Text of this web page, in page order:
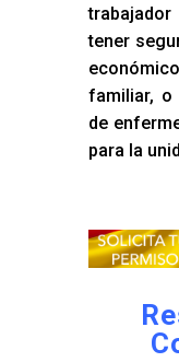
trabajador
tener
familiar, o
de
para la